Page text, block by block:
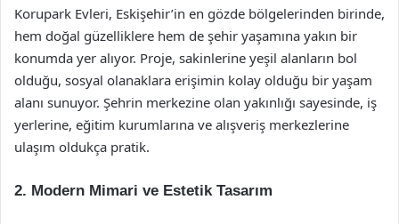
Korupark Evleri, Eskişehir’in en gözde bölgelerinden birinde,
hem doğal güzelliklere hem de şehir yaşamına yakın bir
konumda yer alıyor. Proje, sakinlerine yeşil alanların bol
olduğu, sosyal olanaklara erişimin kolay olduğu bir yaşam
alanı sunuyor. Şehrin merkezine olan yakınlığı sayesinde, iş
yerlerine, eğitim kurumlarına ve alışveriş merkezlerine
ulaşım oldukça pratik.
2. Modern Mimari ve Estetik Tasarım